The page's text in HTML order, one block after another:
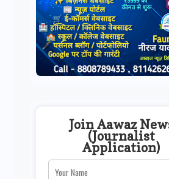
Join Aawaz
(Journalist
Application)